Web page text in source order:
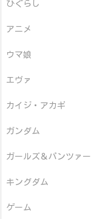
ひぐらし
アニメ
ウマ娘
エヴァ
カイジ・アカギ
ガンダム
ガールズ＆パンツァー
キングダム
ゲーム